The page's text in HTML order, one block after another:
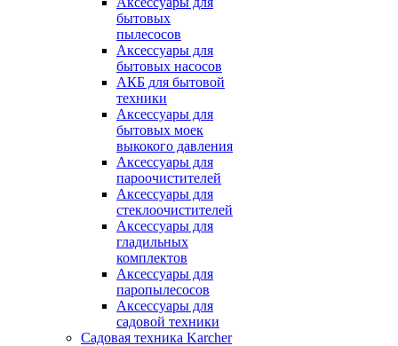
бытовых
пылесосов
Аксессуары для
бытовых насосов
АКБ для бытовой
техники
Аксессуары для
бытовых моек
выкокого давления
Аксессуары для
пароочистителей
Аксессуары для
стеклоочистителей
Аксессуары для
гладильных
комплектов
Аксессуары для
паропылесосов
Аксессуары для
садовой техники
Садовая техника Karcher